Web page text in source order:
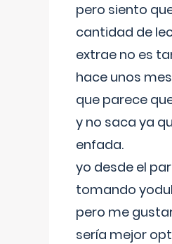
pero siento
cantidad de
extrae no es
hace unos
que parece
y no saca ya
enfada.
yo desde el
tomando
pero me
sería mejor